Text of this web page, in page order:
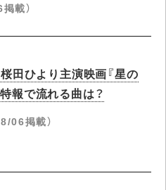
載）
田ひより主演映画『星の
報で流れる曲は？
06掲載）